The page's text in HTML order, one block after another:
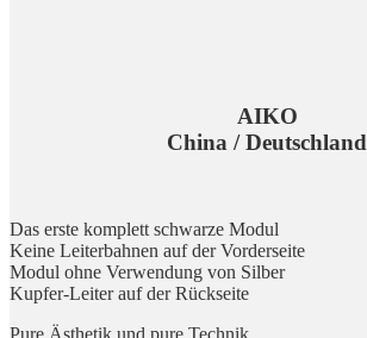
AIKO
China / Deutschland
Das erste komplett schwarze Modul
Keine Leiterbahnen auf der Vorderseite
Modul ohne Verwendung von Silber
Kupfer-Leiter auf der Rückseite
Pure Ästhetik und pure Technik